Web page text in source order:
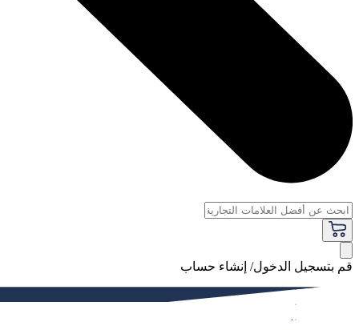
قم بتسجيل الدخول/ إنشاء حساب
فاخر
النساء
الرجال